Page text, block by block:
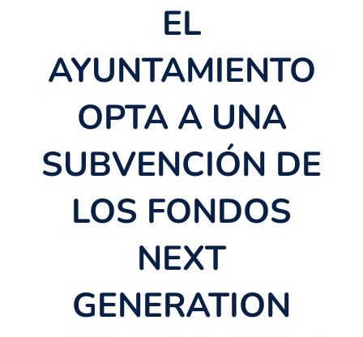
EL
AYUNTAMIENTO
OPTA A UNA
SUBVENCIÓN DE
LOS FONDOS
NEXT
GENERATION